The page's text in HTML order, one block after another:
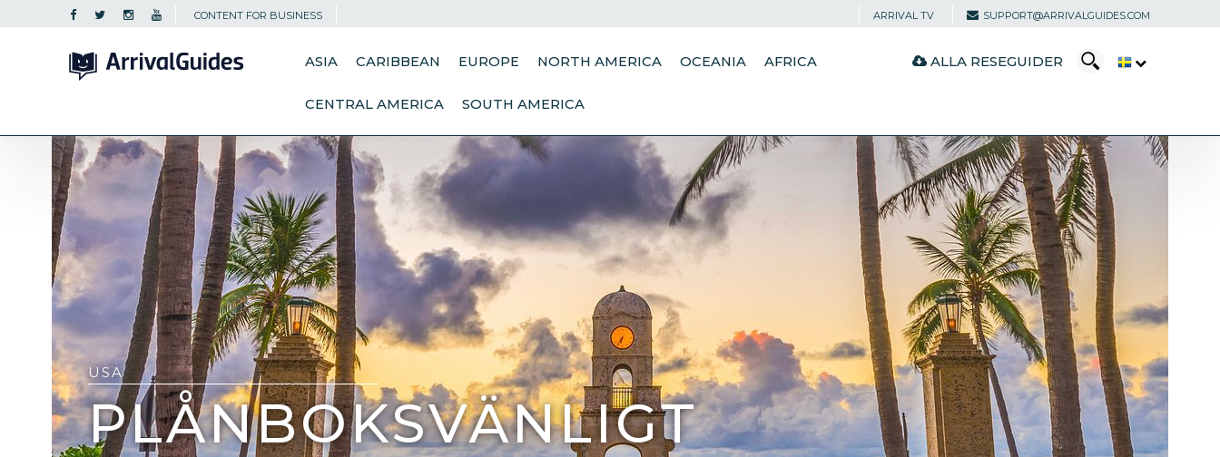
CONTENT FOR BUSINESS ARRIVAL TV SUPPORT@ARRIVALGUIDES.COM
ASIA CARIBBEAN EUROPE NORTH AMERICA OCEANIA AFRICA
CENTRAL AMERICA SOUTH AMERICA
ALLA RESEGUIDER
USA
PLÅNBOKSVÄNLIGT